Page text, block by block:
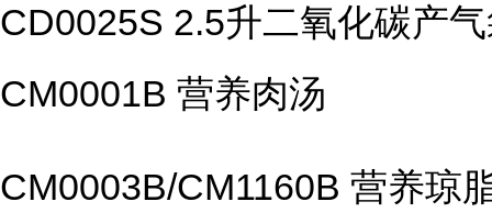
CD0025S 2.5升二氧化碳产
CM0001B 营养肉汤
CM0003B/CM1160B 营养琼